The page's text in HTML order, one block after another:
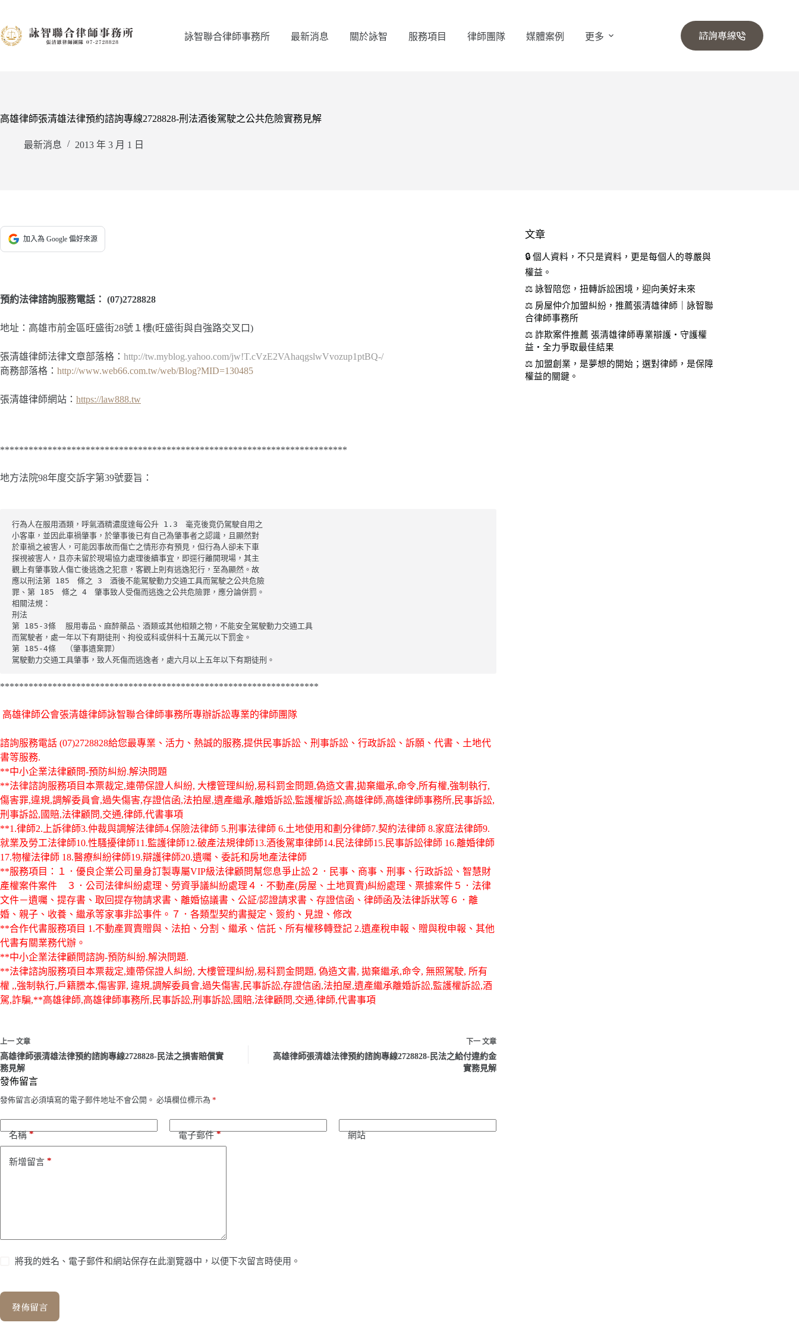
主
詠智聯合律師事務所 最新消息 關於詠智 服務項目 律師團隊 媒體案例 更多 諮詢專線
高雄律師張清雄法律預約諮詢專線2728828-刑法酒後駕駛之公共危險實務見解
最新消息 2013 年 3 月 1 日
加入為 Google 偏好來源
預約法律諮詢服務電話： (07)2728828
地址：高雄市前金區旺盛街28號１樓(旺盛街與自強路交叉口)
張清雄律師法律文章部落格： http://tw.myblog.yahoo.com/jw!T.cVzE2VAhaqgslwVvozup1ptBQ-/
商務部落格： http://www.web66.com.tw/web/Blog?MID=130485
張清雄律師網站： https://law888.tw
*************************************************************************
地方法院98年度交訴字第39號要旨：
行為人在服用酒類，呼氣酒精濃度達每公升 1.3　毫克後竟仍駕駛自用之
小客車，並因此車禍肇事，於肇事後已有自己為肇事者之認識，且顯然對
於車禍之被害人，可能因事故而傷亡之情形亦有預見，但行為人卻未下車
探視被害人，且亦未留於現場協力處理後續事宜，即逕行離開現場，其主
觀上有肇事致人傷亡後逃逸之犯意，客觀上則有逃逸犯行，至為顯然。故
應以刑法第 185　條之 3　酒後不能駕駛動力交通工具而駕駛之公共危險
罪、第 185　條之 4　肇事致人受傷而逃逸之公共危險罪，應分論併罰。
相關法規：
刑法
第 185-3條  服用毒品、麻醉藥品、酒類或其他相類之物，不能安全駕駛動力交通工具
而駕駛者，處一年以下有期徒刑、拘役或科或併科十五萬元以下罰金。
第 185-4條  （肇事遺棄罪）
駕駛動力交通工具肇事，致人死傷而逃逸者，處六月以上五年以下有期徒刑。
*******************************************************************
高雄律師公會張清雄律師詠智聯合律師事務所專辦訴訟專業的律師團隊
諮詢服務電話 (07)2728828給您最專業、活力、熱誠的服務,提供民事訴訟、刑事訴訟、行政訴訟、訴願、代書、土地代
書等服務.
**中小企業法律顧問-預防糾紛.解決問題
**法律諮詢服務項目本票裁定,連帶保證人糾紛, 大樓管理糾紛,易科罰金問題,偽造文書,拋棄繼承,命令,所有權,強制執行,
傷害罪,違規,調解委員會,過失傷害,存證信函,法拍屋,遺產繼承,離婚訴訟,監護權訴訟,高雄律師,高雄律師事務所,民事訴訟,
刑事訴訟,國賠,法律顧問,交通,律師,代書事項
**1.律師2.上訴律師3.仲裁與調解法律師4.保險法律師 5.刑事法律師 6.土地使用和劃分律師7.契約法律師 8.家庭法律師9.
就業及勞工法律師10.性騷擾律師11.監護律師12.破產法規律師13.酒後駕車律師14.民法律師15.民事訴訟律師 16.離婚律師
17.物權法律師 18.醫療糾紛律師19.辯護律師20.遺囑、委託和房地產法律師
**服務項目：１．優良企業公司量身訂製專屬VIP級法律顧問幫您息爭止訟２．民事、商事、刑事、行政訴訟、智慧財
產權案件案件 ３．公司法律糾紛處理、勞資爭議糾紛處理４．不動產(房屋、土地買賣)糾紛處理、票據案件５．法律
文件－遺囑、提存書、取回提存物請求書、離婚協議書、公証/認證請求書、存證信函、律師函及法律訴狀等６．離
婚、親子、收養、繼承等家事非訟事件。７．各類型契約書擬定、簽約、見證、修改
**合作代書服務項目 1.不動產買賣贈與、法拍、分割、繼承、信託、所有權移轉登記 2.遺產稅申報、贈與稅申報、其他
代書有關業務代辦。
**中小企業法律顧問諮詢-預防糾紛.解決問題.
**法律諮詢服務項目本票裁定,連帶保證人糾紛, 大樓管理糾紛,易科罰金問題, 偽造文書, 拋棄繼承,命令, 無照駕駛, 所有
權 ,,強制執行,戶籍謄本,傷害罪, 違規,調解委員會,過失傷害,民事訴訟,存證信函,法拍屋,遺產繼承離婚訴訟,監護權訴訟,酒
駕,詐騙,**高雄律師,高雄律師事務所,民事訴訟,刑事訴訟,國賠,法律顧問,交通,律師,代書事項
上一 文章
高雄律師張清雄法律預約諮詢專線2728828-民法之損害賠償實
務見解
下一 文章
高雄律師張清雄法律預約諮詢專線2728828-民法之給付違約金
實務見解
發佈留言
發佈留言必須填寫的電子郵件地址不會公開。 必填欄位標示為 *
名稱* 電子郵件* 網站
新增留言 *
將我的姓名、電子郵件和網站保存在此瀏覽器中，以便下次留言時使用。
發佈留言
文章
🔒 個人資料，不只是資料，更是每個人的尊嚴與
權益。
⚖️ 詠智陪您，扭轉訴訟困境，迎向美好未來
⚖️ 房屋仲介加盟糾紛，推薦張清雄律師｜詠智聯
合律師事務所
⚖️ 詐欺案件推薦 張清雄律師專業辯護・守護權
益・全力爭取最佳結果
⚖️ 加盟創業，是夢想的開始；選對律師，是保障
權益的關鍵。